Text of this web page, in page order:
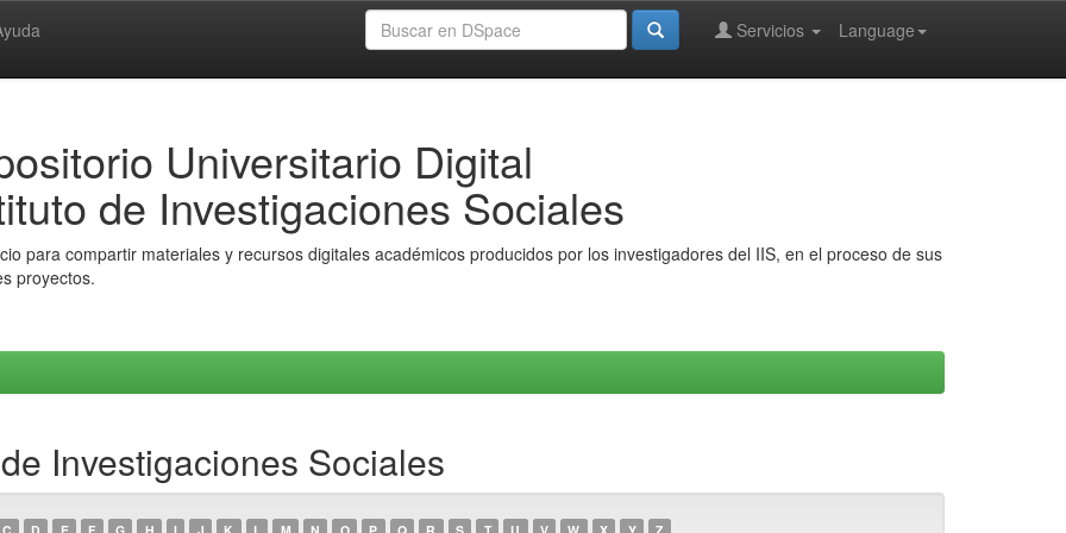
Language
Servicios
Universitario Digital
de Investigaciones Sociales
para compartir materiales y recursos digitales académicos producidos por los investigadores del IIS, en el proceso de sus
proyectos.
Investigaciones Sociales